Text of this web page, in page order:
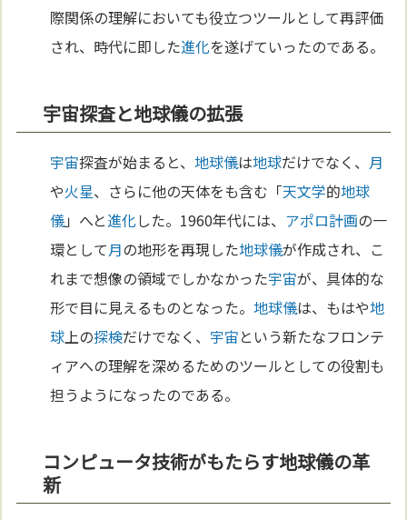
際関係の理解においても役立つツールとして再評価
され、時代に即した進化を遂げていったのである。
宇宙探査と地球儀の拡張
宇宙探査が始まると、地球儀は地球だけでなく、 月
や火星、さらに他の天体をも含む「天文学的地球
儀」へと進化した。1960年代には、 アポロ計画の一
環として月の地形を再現した地球儀が作成され、こ
れまで想像の領域でしかなかった宇宙が、具体的な
形で目に見えるものとなった。地球儀は、もはや地
球 上の探検だけでなく、 宇宙という新たなフロンテ
ィアへの理解を深めるためのツールとしての役割も
担うようになったのである。
コンピュータ技術がもたらす地球儀の革
新